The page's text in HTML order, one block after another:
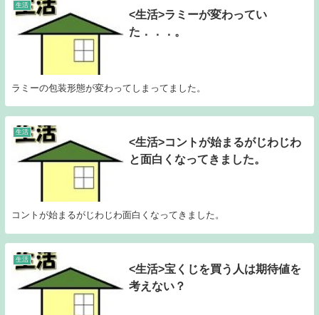
生活
<生活>ラミーが変わってい
た．．．。
ラミーの包装形態が変わってしまってました。
生活
<生活>コントが始まるがじわじわ
と面白くなってきました。
コントが始まるがじわじわ面白くなってきました。
生活
<生活>宝くじを買う人は期待値を
考えない？